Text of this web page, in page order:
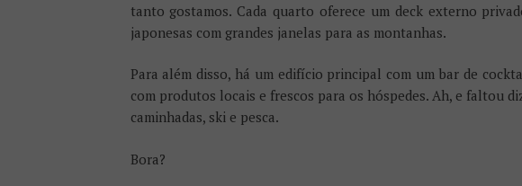
tanto gostamos. Cada quarto oferece um deck externo
japonesas com grandes janelas para as montanhas.
Para além disso, há um edifício principal com um bar de
com produtos locais e frescos para os hóspedes. Ah, e faltou
caminhadas, ski e pesca.
Bora?